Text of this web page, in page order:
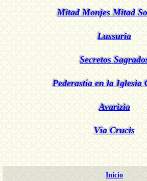
Mitad Monjes Mitad
Lussuria
Secretos
Pederastía en la Iglesia
Avarizia
Vía Crucis
Inicio